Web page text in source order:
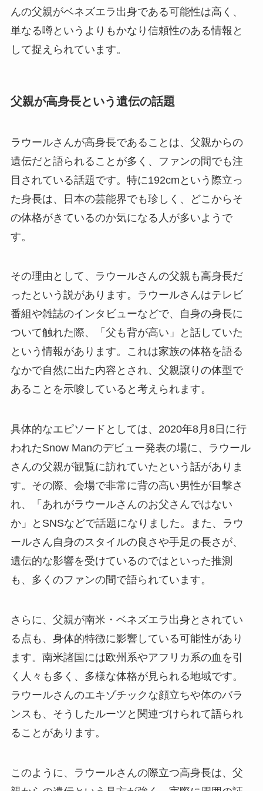
んの父親がベネズエラ出身である可能性は高く、
単なる噂というよりもかなり信頼性のある情報と
して捉えられています。
父親が高身長という遺伝の話題
ラウールさんが高身長であることは、父親からの
遺伝だと語られることが多く、ファンの間でも注
目されている話題です。特に192cmという際立っ
た身長は、日本の芸能界でも珍しく、どこからそ
の体格がきているのか気になる人が多いようで
す。
その理由として、ラウールさんの父親も高身長だ
ったという説があります。ラウールさんはテレビ
番組や雑誌のインタビューなどで、自身の身長に
ついて触れた際、「父も背が高い」と話していた
という情報があります。これは家族の体格を語る
なかで自然に出た内容とされ、父親譲りの体型で
あることを示唆していると考えられます。
具体的なエピソードとしては、2020年8月8日に行
われたSnow Manのデビュー発表の場に、ラウール
さんの父親が観覧に訪れていたという話がありま
す。その際、会場で非常に背の高い男性が目撃さ
れ、「あれがラウールさんのお父さんではない
か」とSNSなどで話題になりました。また、ラウ
ールさん自身のスタイルの良さや手足の長さが、
遺伝的な影響を受けているのではといった推測
も、多くのファンの間で語られています。
さらに、父親が南米・ベネズエラ出身とされてい
る点も、身体的特徴に影響している可能性があり
ます。南米諸国には欧州系やアフリカ系の血を引
く人々も多く、多様な体格が見られる地域です。
ラウールさんのエキゾチックな顔立ちや体のバラ
ンスも、そうしたルーツと関連づけられて語られ
ることがあります。
このように、ラウールさんの際立つ高身長は、父